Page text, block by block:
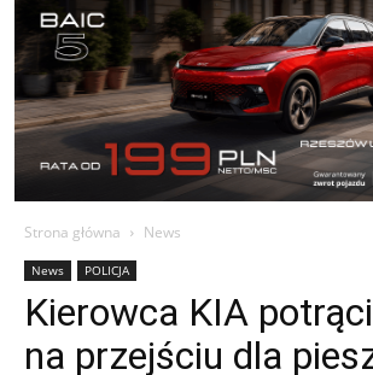
Strona główna News
News POLICJA
Kierowca KIA
na przejściu dla